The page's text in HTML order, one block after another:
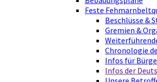
Feste
Beschlüsse &
Gremien &
Chronologie
Infos für
Infos der